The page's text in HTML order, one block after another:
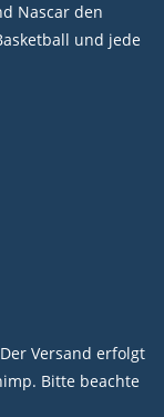
Nascar den
und jede
Versand erfolgt
Bitte beachte